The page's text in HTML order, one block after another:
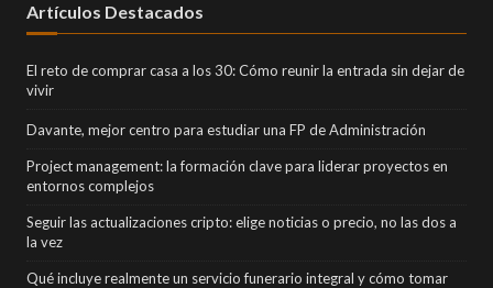
Artículos Destacados
El reto de comprar casa a los 30: Cómo reunir la entrada sin dejar de
vivir
Davante, mejor centro para estudiar una FP de Administración
Project management: la formación clave para liderar proyectos en
entornos complejos
Seguir las actualizaciones cripto: elige noticias o precio, no las dos a
la vez
Qué incluye realmente un servicio funerario integral y cómo tomar